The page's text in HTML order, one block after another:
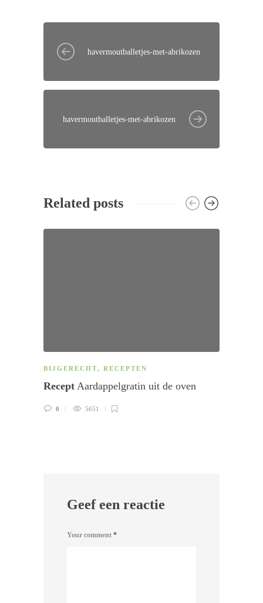
havermoutballetjes-met-abrikozen
havermoutballetjes-met-abrikozen
Related posts
BIJGERECHT, RECEPTEN
Recept Aard­ap­pel­gra­tin uit de oven
0 5651
Geef een reactie
Your comment *